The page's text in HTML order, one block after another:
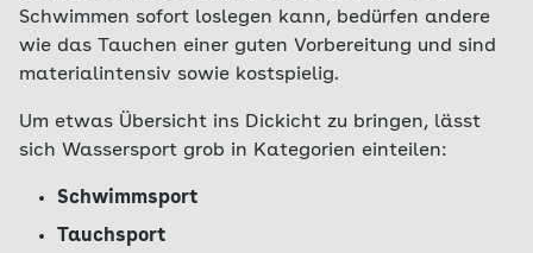
Schwimmen sofort loslegen kann, bedürfen andere
wie das Tauchen einer guten Vorbereitung und sind
materialintensiv sowie kostspielig.
Um etwas Übersicht ins Dickicht zu bringen, lässt
sich Wassersport grob in Kategorien einteilen:
Schwimmsport
Tauchsport